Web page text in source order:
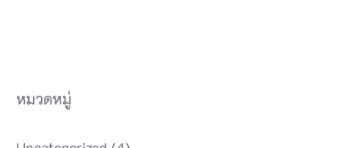
หมวดหมู่